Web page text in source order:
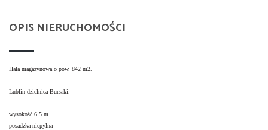
OPIS NIERUCHOMOŚCI
Hala magazynowa o pow. 842 m2.
Lublin dzielnica Bursaki.
wysokość 6.5 m
posadzka niepylna